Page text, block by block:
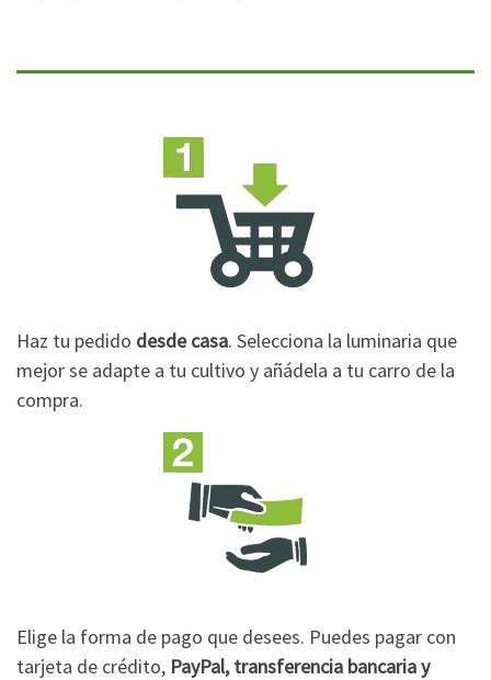
Haz tu pedido desde casa. Selecciona la luminaria que
mejor se adapte a tu cultivo y añádela a tu carro de la
compra.
Elige la forma de pago que desees. Puedes pagar con
tarjeta de crédito, PayPal, transferencia bancaria y